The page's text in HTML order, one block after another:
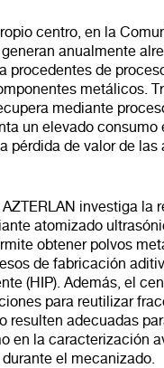
centro, en la
anualmente
procedentes de
metálicos.
mediante
un elevado consumo
pérdida de valor de las
investiga la
atomizado
obtener polvos
de fabricación
(HIP). Además, el
para reutilizar
resulten adecuadas
en la caracterización
el mecanizado.